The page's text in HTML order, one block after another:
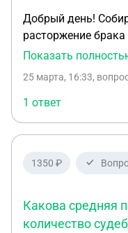
Добрый день! Собираюсь подавать на
расторжение
месту регистрации
супруга
временная. В
необходимо
без его прописки?
Показать
25 марта, 16:33,
1 ответ
1350 ₽
Какова средняя
количество